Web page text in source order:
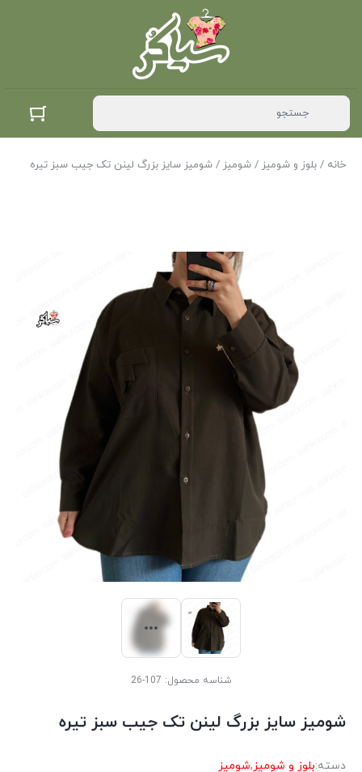
خانه / بلوز و شومیز / شومیز / شومیز سایز بزرگ لینن تک جیب سبز تیره
شناسه محصول: 107-26
شومیز سایز بزرگ لینن تک جیب سبز تیره
دسته:بلوز و شومیز,شومیز